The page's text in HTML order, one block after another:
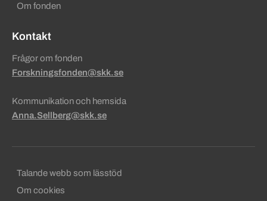
Om fonden
Kontakt
Frågor om fonden
Forskningsfonden@skk.se
Kommunikation och hemsida
Anna.Sellberg@skk.se
Sekundära sidfotslänkar
Talande webb som lässtöd
Om cookies